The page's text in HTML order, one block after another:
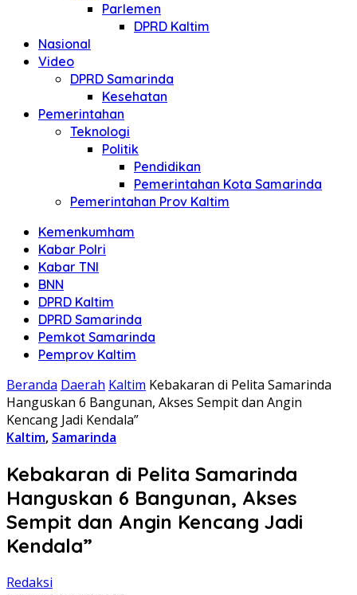
Parlemen
DPRD Kaltim
Nasional
Video
DPRD Samarinda
Kesehatan
Pemerintahan
Teknologi
Politik
Pendidikan
Pemerintahan Kota Samarinda
Pemerintahan Prov Kaltim
Kemenkumham
Kabar Polri
Kabar TNI
BNN
DPRD Kaltim
DPRD Samarinda
Pemkot Samarinda
Pemprov Kaltim
Beranda Daerah Kaltim Kebakaran di Pelita Samarinda
Hanguskan 6 Bangunan, Akses Sempit dan Angin
Kencang Jadi Kendala”
Kaltim, Samarinda
Kebakaran di Pelita Samarinda
Hanguskan 6 Bangunan, Akses
Sempit dan Angin Kencang Jadi
Kendala”
Redaksi